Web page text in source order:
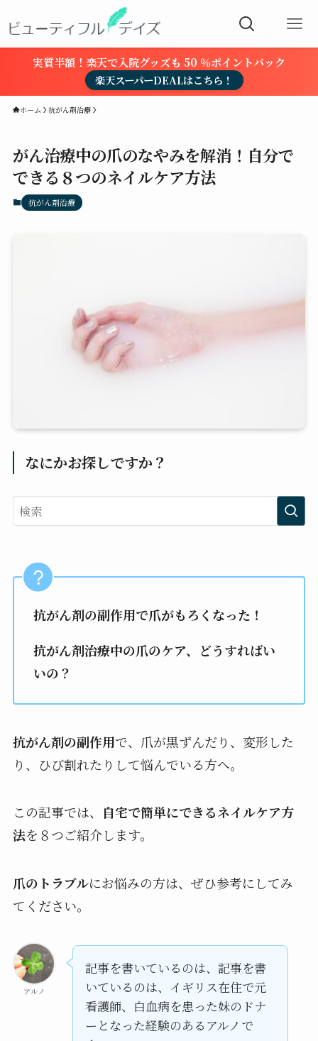
実質半額！楽天で入院グッズも 50 ％ポイントバック
楽天スーパーDEALはこちら！
ホーム 抗がん剤治療
がん治療中の爪のなやみを解消！自分で
できる８つのネイルケア方法
抗がん剤治療
なにかお探しですか？
抗がん剤の副作用で爪がもろくなった！
抗がん剤治療中の爪のケア、どうすればい
いの？
抗がん剤の副作用で、爪が黒ずんだり、変形した
り、ひび割れたりして悩んでいる方へ。
この記事では、
自宅で簡単にできるネイルケア方
法を８つご紹介します。
爪のトラブルにお悩みの方は、ぜひ参考にしてみ
てください。
アルノ
記事を書いているのは、記事を書
いているのは、イギリス在住で元
看護師、白血病を患った妹のドナ
ーとなった経験のあるアルノで